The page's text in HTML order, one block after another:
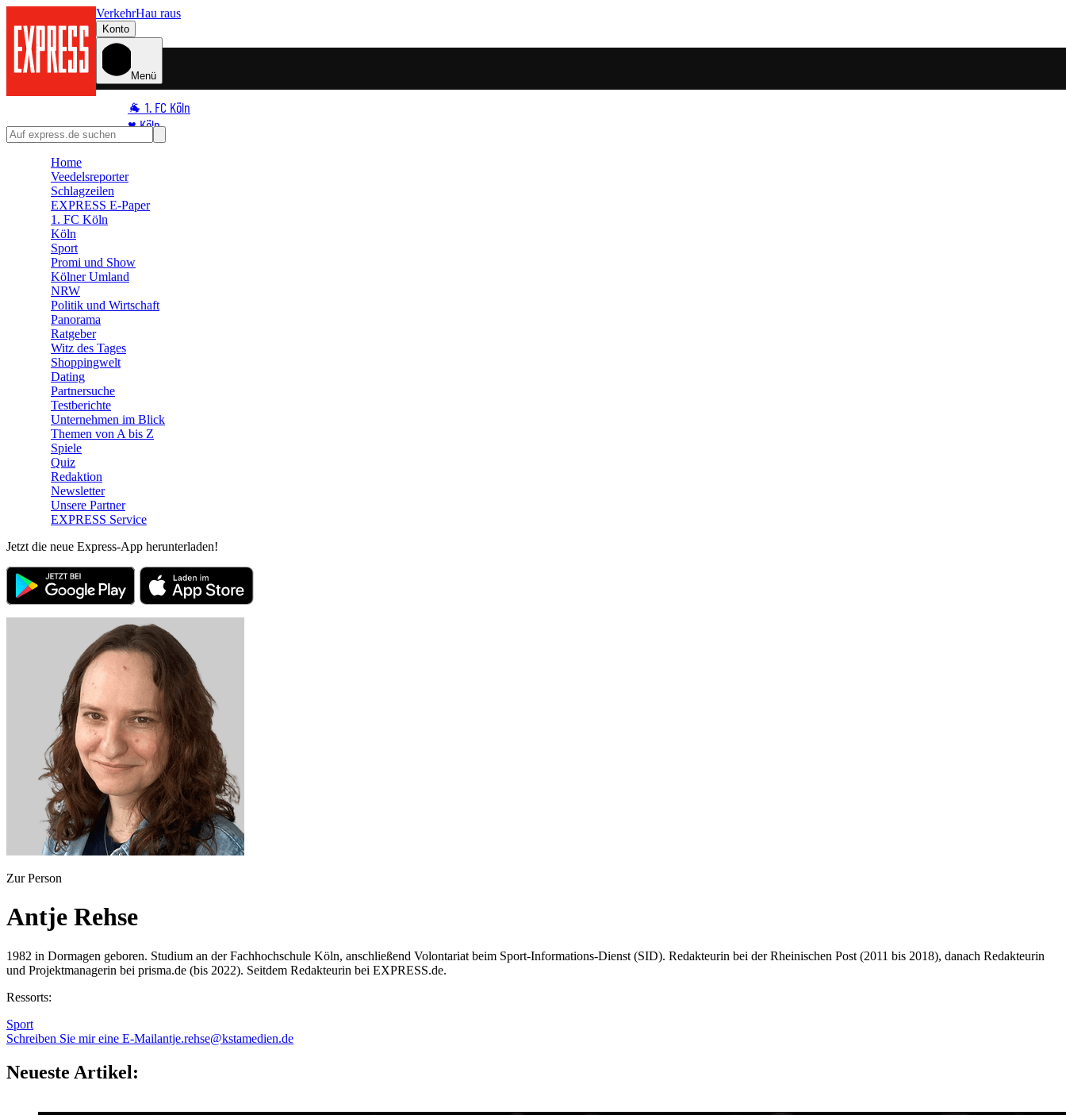
VerkehrHau raus
Konto
Menü
🐐 1. FC Köln
♥️ Köln
⭐ Promi
🧩 Spiele
Home
Veedelsreporter
Schlagzeilen
EXPRESS E-Paper
1. FC Köln
Köln
Sport
Promi und Show
Kölner Umland
NRW
Politik und Wirtschaft
Panorama
Ratgeber
Witz des Tages
Shoppingwelt
Dating
Partnersuche
Testberichte
Unternehmen im Blick
Themen von A bis Z
Spiele
Quiz
Redaktion
Newsletter
Unsere Partner
EXPRESS Service
Jetzt die neue Express-App herunterladen!
Zur Person
Antje Rehse
1982 in Dormagen geboren. Studium an der Fachhochschule Köln, anschließend Volontariat beim Sport-Informations-Dienst (SID). Redakteurin bei der Rheinischen Post (2011 bis 2018), danach Redakteurin
und Projektmanagerin bei prisma.de (bis 2022). Seitdem Redakteurin bei EXPRESS.de.
Ressorts:
Sport
Schreiben Sie mir eine E-Mailantje.rehse@kstamedien.de
Neueste Artikel: